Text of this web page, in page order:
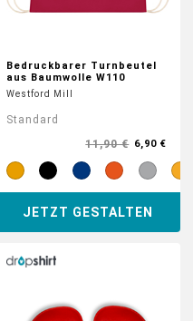
Bedruckbarer Turnbeutel
aus Baumwolle W110
Westford Mill
Standard
11,90 € 6,90 €
JETZT GESTALTEN